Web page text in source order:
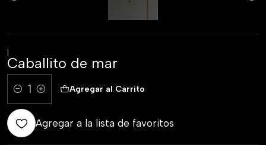
|
Caballito de mar
Cantidad
Agregar al Carrito
Agregar a la lista de favoritos